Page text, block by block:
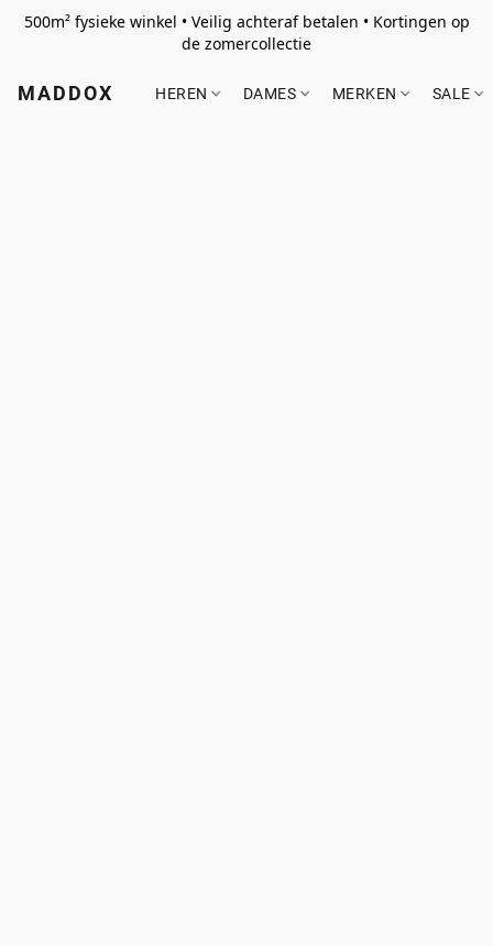
500m² fysieke winkel • Veilig achteraf betalen • Kortingen op
de zomercollectie
MADDOX HEREN DAMES MERKEN SALE